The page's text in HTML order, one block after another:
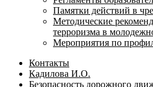
Памятки действий в
Методические
терроризма в
Мероприятия по
Контакты
Кадилова И.О.
Безопасность дорожного